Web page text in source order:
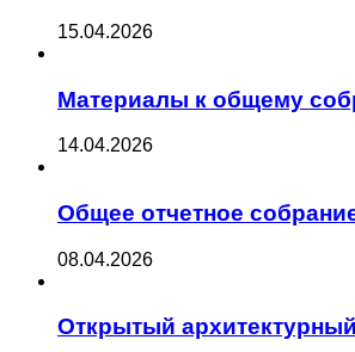
15.04.2026
Материалы к общему
14.04.2026
Общее отчетное
08.04.2026
Открытый